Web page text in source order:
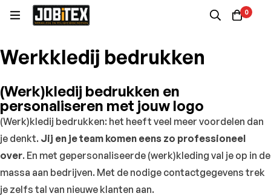
0
Werkkledij bedrukken
(Werk)kledij bedrukken en
personaliseren met jouw logo
(Werk)kledij bedrukken: het heeft veel meer voordelen dan
je denkt. Jij en je team komen eens zo professioneel
over. En met gepersonaliseerde (werk)kleding val je op in de
massa aan bedrijven. Met de nodige contactgegevens trek
je zelfs tal van nieuwe klanten aan.